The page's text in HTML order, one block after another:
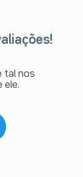
tal nos
ele.